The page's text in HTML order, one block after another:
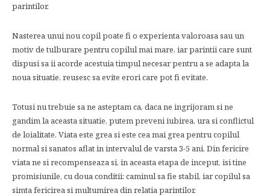
parintilor.
Nasterea unui nou copil poate fi o experienta valoroasa sau un
motiv de tulburare pentru copilul mai mare, iar parintii care sunt
dispusi sa ii acorde acestuia timpul necesar pentru a se adapta la
noua situatie, reusesc sa evite erori care pot fi evitate.
Totusi nu trebuie sa ne asteptam ca, daca ne ingrijoram si ne
gandim la aceasta situatie, putem preveni iubirea, ura si conflictul
de loialitate. Viata este grea si este cea mai grea pentru copilul
normal si sanatos aflat in intervalul de varsta 3-5 ani. Din fericire
viata ne si recompenseaza si, in aceasta etapa de inceput, isi tine
promisiunile, cu doua conditii: caminul sa fie stabil, iar copilul sa
simta fericirea si multumirea din relatia parintilor.